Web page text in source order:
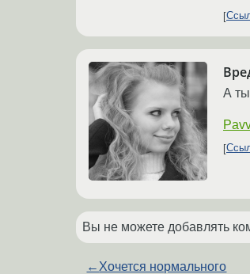
А
Вы не можете добавлять
← Хочется нормального